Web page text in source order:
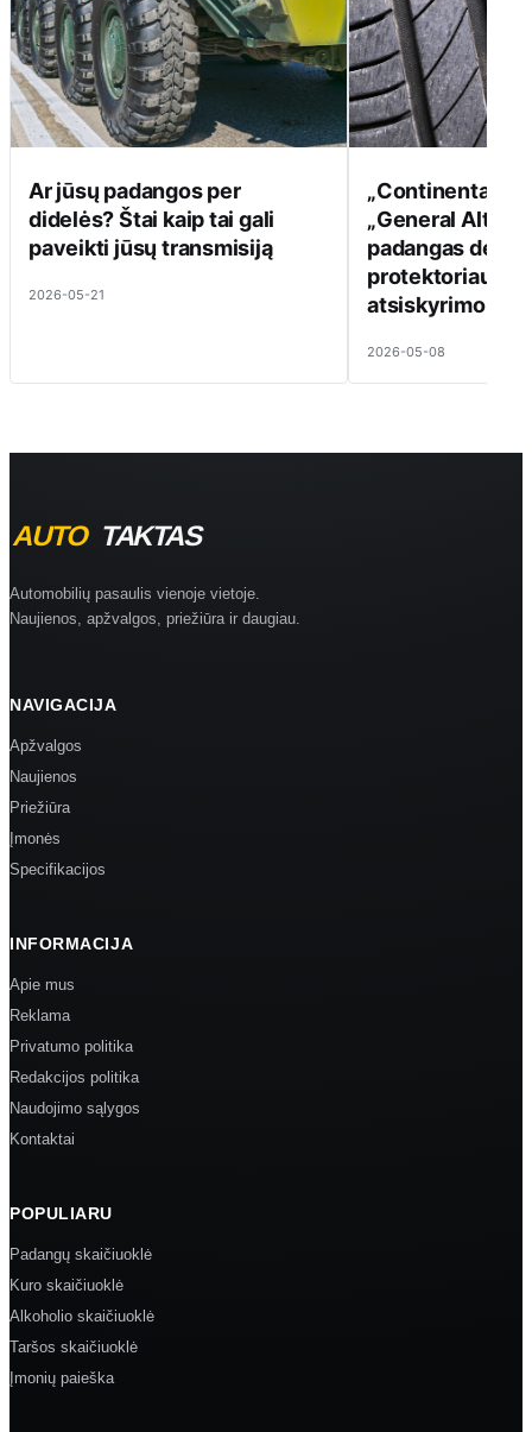
Ar jūsų padangos per
didelės? Štai kaip tai gali
paveikti jūsų transmisiją
2026-05-21
„Continental“
„General
padangas dėl
protektoriaus
atsiskyrimo
2026-05-08
Automobilių pasaulis vienoje vietoje.
Naujienos, apžvalgos, priežiūra ir daugiau.
NAVIGACIJA
Apžvalgos
Naujienos
Priežiūra
Įmonės
Specifikacijos
INFORMACIJA
Apie mus
Reklama
Privatumo politika
Redakcijos politika
Naudojimo sąlygos
Kontaktai
POPULIARU
Padangų skaičiuoklė
Kuro skaičiuoklė
Alkoholio skaičiuoklė
Taršos skaičiuoklė
Įmonių paieška